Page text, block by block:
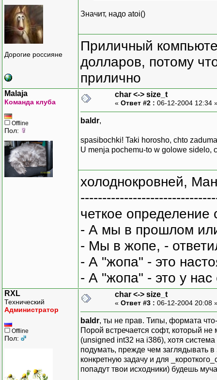
Дорогие россияне
Значит, надо atoi()
Приличный
долларов, потому
прилично
Malaja
Команда клуба
Offline
Пол:
char <-> size_t
« Ответ #2 : 06-12-2004 12:34
baldr,
spasibochki! Taki horosho, chto
U menja pochemu-to w golowe sidelo,
холоднокровней,
четкое
- А мы в прошлом
- Мы в жопе, -
- А "жопа" - это
- А "жопа" - это у
RXL
Технический
Администратор
Offline
Пол:
char <-> size_t
« Ответ #3 : 06-12-2004 20:08
baldr, ты не прав. Типы, формата
Порой встречается софт, который
(unsigned int32 на i386), хотя
подумать, прежде чем заглядывать
конкретную задачу и для
попадут твои исходники) будешь